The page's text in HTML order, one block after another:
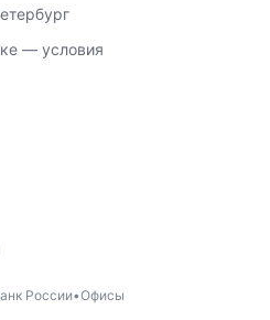
— условия
России Офисы